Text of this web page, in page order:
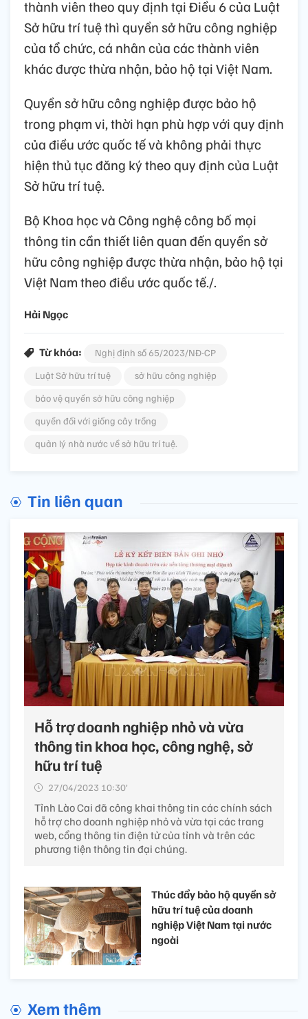
thành viên theo quy định tại Điều 6 của Luật
Sở hữu trí tuệ thì quyền sở hữu công nghiệp
của tổ chức, cá nhân của các thành viên
khác được thừa nhận, bảo hộ tại Việt Nam.
Quyền sở hữu công nghiệp được bảo hộ
trong phạm vi, thời hạn phù hợp với quy định
của điều ước quốc tế và không phải thực
hiện thủ tục đăng ký theo quy định của Luật
Sở hữu trí tuệ.
Bộ Khoa học và Công nghệ công bố mọi
thông tin cần thiết liên quan đến quyền sở
hữu công nghiệp được thừa nhận, bảo hộ tại
Việt Nam theo điều ước quốc tế./.
Hải Ngọc
Từ khóa:
Nghị định số 65/2023/NĐ-CP
Luật Sở hữu trí tuệ
sở hữu công nghiệp
bảo vệ quyền sở hữu công nghiệp
quyền đối với giống cây trồng
quản lý nhà nước về sở hữu trí tuệ.
Tin liên quan
Hỗ trợ doanh nghiệp nhỏ và vừa
thông tin khoa học, công nghệ, sở
hữu trí tuệ
27/04/2023 10:30’
Tỉnh Lào Cai đã công khai thông tin các chính sách
hỗ trợ cho doanh nghiệp nhỏ và vừa tại các trang
web, cổng thông tin điện tử của tỉnh và trên các
phương tiện thông tin đại chúng.
Thúc đẩy bảo hộ quyền sở
hữu trí tuệ của doanh
nghiệp Việt Nam tại nước
ngoài
Xem thêm